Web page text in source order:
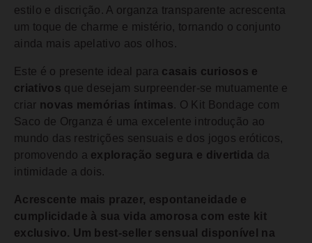
estilo e discrição. A organza transparente acrescenta
um toque de charme e mistério, tornando o conjunto
ainda mais apelativo aos olhos.
Este é o presente ideal para casais curiosos e
criativos que desejam surpreender-se mutuamente e
criar novas memórias íntimas. O Kit Bondage com
Saco de Organza é uma excelente introdução ao
mundo das restrições sensuais e dos jogos eróticos,
promovendo a exploração segura e divertida da
intimidade a dois.
Acrescente mais prazer, espontaneidade e
cumplicidade à sua vida amorosa com este kit
exclusivo. Um best-seller sensual disponível na